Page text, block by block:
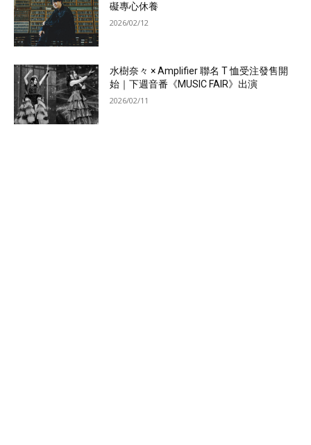
礙專心休養
2026/02/12
水樹奈々 × Amplifier 聯名 T 恤受注發售開
始｜下週音番《MUSIC FAIR》出演
2026/02/11